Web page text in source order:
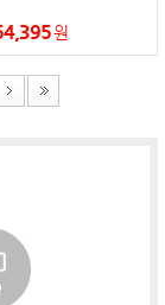
원